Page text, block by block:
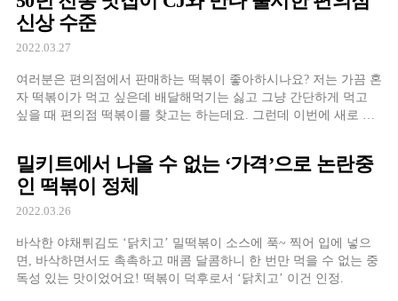
신상 수준
2022.03.27
여러분은 편의점에서 판매하는 떡볶이 좋아하시나요? 저는 가끔 혼
자 떡볶이가 먹고 싶은데 배달해먹기는 싫고 그냥 간단하게 먹고
싶을 때 편의점 떡볶이를 찾고는 하는데요. 그런데 이번에 새로 리
밀키트에서 나올 수 없는 ‘가격’으로 논란중
인 떡볶이 정체
2022.03.26
바삭한 야채튀김도 ‘닭치고’ 밀떡볶이 소스에 푹~ 찍어 입에 넣으
면, 바삭하면서도 촉촉하고 매콤 달콤하니 한 번만 먹을 수 없는 중
독성 있는 맛이었어요! 떡볶이 덕후로서 ‘닭치고’ 이건 인정.